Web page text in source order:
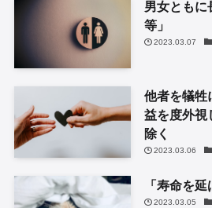
男女ともに
等」
2023.03.07
他者を犠牲
益を度外視
除く
2023.03.06
「寿命を
2023.03.05